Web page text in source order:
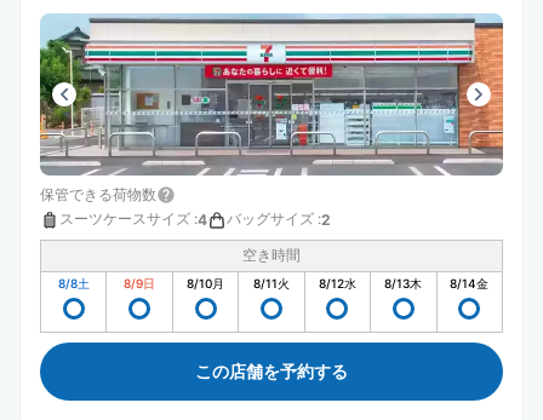
保管できる荷物数
スーツケースサイズ :4 バッグサイズ :2
空き時間
8/8土 8/9日 8/10月 8/11火 8/12水 8/13木 8/14金
この店舗を予約する